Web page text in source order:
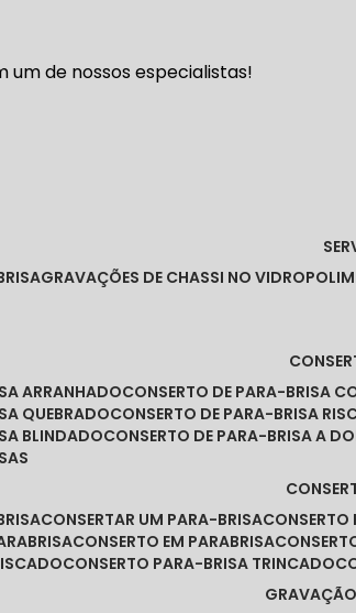
de nossos especialistas!
GRAVAÇÕES DE CHASSI NO VIDRO
ARRANHADO
CONSERTO DE PARA-BRISA
QUEBRADO
CONSERTO DE PARA-BRISA
BLINDADO
CONSERTO DE PARA-BRISA A
CONSERTAR UM PARA-BRISA
CONSERTO EM PARABRISA
CONSERTO PARA-BRISA TRINCADO